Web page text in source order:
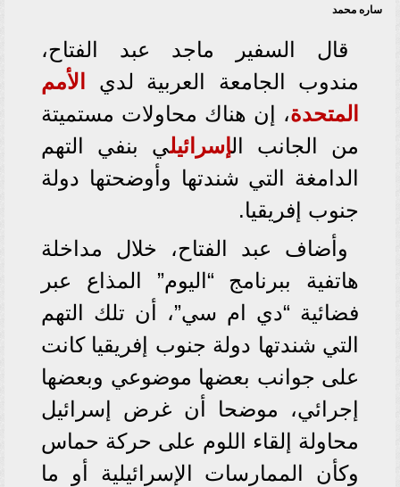
ساره محمد
قال السفير ماجد عبد الفتاح،
مندوب الجامعة العربية لدي
الأمم
المتحدة، إن هناك محاولات مستميتة
من الجانب الإسرائيلي بنفي التهم
الدامغة التي شندتها وأوضحتها دولة
جنوب إفريقيا.
وأضاف عبد الفتاح، خلال مداخلة
هاتفية ببرنامج “اليوم” المذاع عبر
فضائية “دي ام سي”، أن تلك التهم
التي شندتها دولة جنوب إفريقيا كانت
على جوانب بعضها موضوعي وبعضها
إجرائي، موضحا أن غرض إسرائيل
محاولة إلقاء اللوم على حركة حماس
وكأن الممارسات الإسرائيلية أو ما